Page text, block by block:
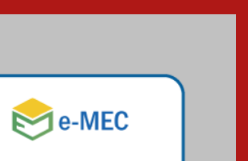
Mackenzie mobiliza campanha
solidária para apoiar famílias em
Minas Gerais